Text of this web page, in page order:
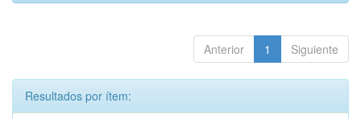
Anterior 1 Siguiente
Resultados por ítem: